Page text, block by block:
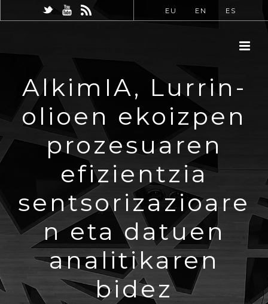
EU EN ES
AlkimIA, Lurrin-
olioen ekoizpen
prozesuaren
efizientzia
sentsorizazioare
n eta datuen
analitikaren
bidez